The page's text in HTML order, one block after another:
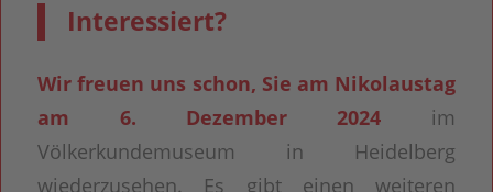
Interessiert?
Wir freuen uns schon, Sie am Nikolaustag
am 6. Dezember
2024 im
Völkerkundemuseum in Heidelberg
wiederzusehen. Es gibt einen weiteren